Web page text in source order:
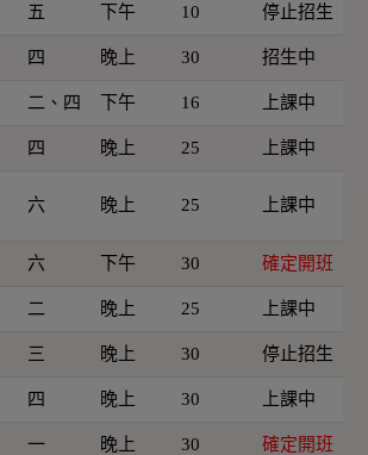
五 下午 10 停止招生
四 晚上 30 招生中
二、四 下午 16 上課中
四 晚上 25 上課中
六 晚上 25 上課中
六 下午 30 確定開班
二 晚上 25 上課中
三 晚上 30 停止招生
四 晚上 30 上課中
一 晚上 30 確定開班